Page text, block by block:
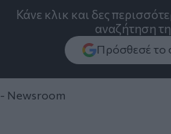
Κάνε κλικ και δες
αναζήτηση
Πρόσθεσέ το
- Newsroom